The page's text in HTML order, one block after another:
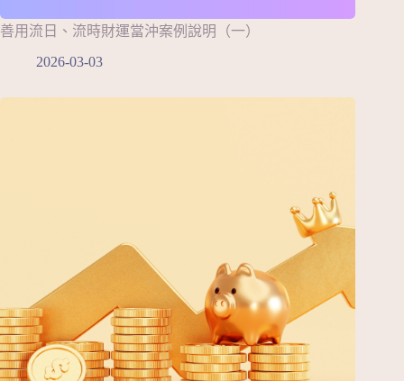
善用流日、流時財運當沖案例說明（一）
2026-03-03